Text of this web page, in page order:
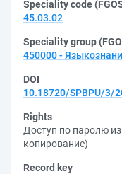
Speciality code
45.03.02
Speciality group
450000 -
DOI
10.18720/SPBPU/3/
Rights
Доступ по паролю из
копирование)
Record key